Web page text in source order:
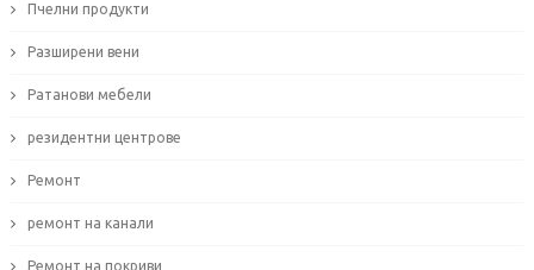
Пчелни продукти
Разширени вени
Ратанови мебели
резидентни центрове
Ремонт
ремонт на канали
Ремонт на покриви